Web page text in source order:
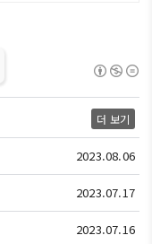
더 보기
2023.08.06
2023.07.17
2023.07.16